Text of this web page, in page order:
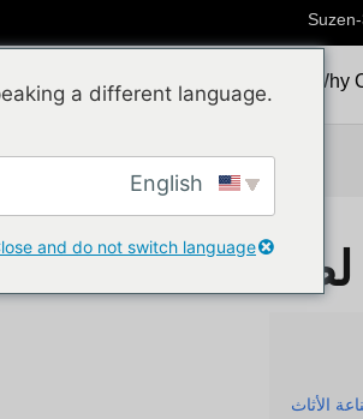
Why
Natural Rattan
Rattan
الأثاث
الأثاث
a different language.
and do not switch language